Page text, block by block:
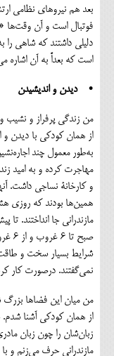
بعد هم نیروهای نظامی
فوتبال است و آن وقت‌ها
دلیلی داشتند که شاهی را
است که بعداً به آن اشاره
• دیدن و اندیشیدن
من زندگی پرفراز و نشیب
از همان کودکی با دیدن و
به‌طور معمول چند
مهاجرت کرده و به امید
و کارخانة نساجی داشت.
همین‌ها بودند که روزی
شرایط بسیار سخت و
نمی‌گفتند. درصورت کار
من میان این فضاها بزرگ
از همان کودکی آشنا
زبان‌شان را چون زبان
مازندرانی حرف می‌زنم و